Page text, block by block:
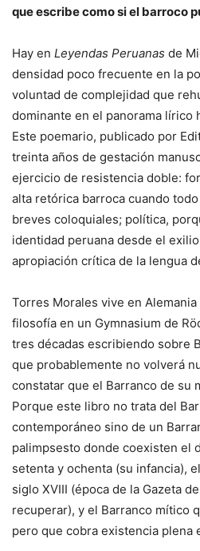
que escribe como si el barroco
Hay en Leyendas Peruanas de
densidad poco frecuente en la
voluntad de complejidad que
dominante en el panorama lírico
Este poemario, publicado por
treinta años de gestación
ejercicio de resistencia doble:
alta retórica barroca cuando
breves coloquiales; política,
identidad peruana desde el
apropiación crítica de la lengua
Torres Morales vive en
filosofía en un Gymnasium de
tres décadas escribiendo sobre
que probablemente no volverá
constatar que el Barranco de su
Porque este libro no trata del
contemporáneo sino de un
palimpsesto donde coexisten el
setenta y ochenta (su infancia),
siglo XVIII (época de la Gazeta
recuperar), y el Barranco mítico
pero que cobra existencia plena